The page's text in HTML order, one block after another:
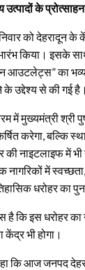
के
को देहरादून
किया। इसके
का भव्य
उद्देश्य से की गई है।
में मुख्यमंत्री श्री
करेगा, बल्कि
की नाइटलाइफ में
नागरिकों में
धरोहर का
है कि इस धरोहर
भी होगा।
कि आज जनपद